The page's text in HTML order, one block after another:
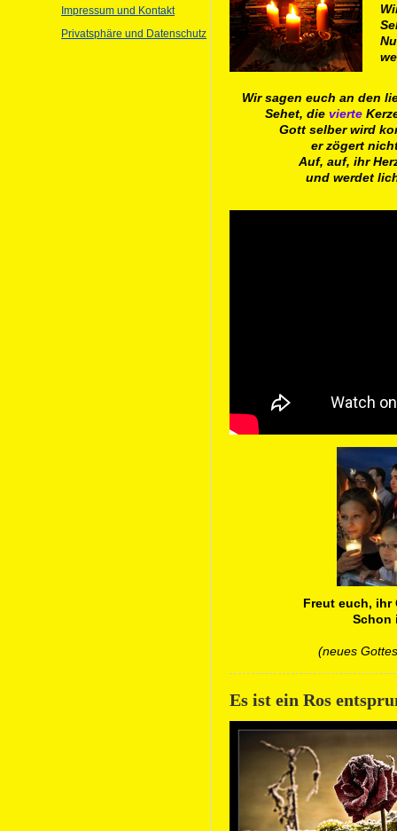
Impressum und Kontakt
Privatsphäre und Datenschutz
Wir sagen euch an den
Sehet, die vierte
Gott selber wird
er zögert
Auf, auf, ihr
und werdet
Freut euch, ihr
Schon
(neues
Es ist ein Ros